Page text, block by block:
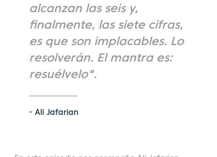
alcanzan las seis y,
finalmente, las siete cifras,
es que son implacables. Lo
resolverán. El mantra es:
resuélvelo".
- Ali Jafarian